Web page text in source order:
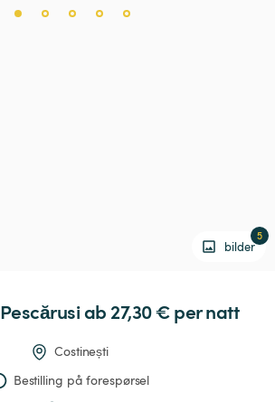
bilder
5
Pescărusi ab 27,30 € per natt
Costinești
Bestilling på forespørsel